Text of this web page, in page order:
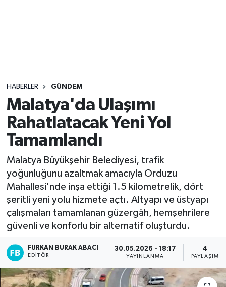
HABERLER GÜNDEM
Malatya'da Ulaşımı
Rahatlatacak Yeni Yol
Tamamlandı
Malatya Büyükşehir Belediyesi, trafik
yoğunluğunu azaltmak amacıyla Orduzu
Mahallesi'nde inşa ettiği 1.5 kilometrelik, dört
şeritli yeni yolu hizmete açtı. Altyapı ve üstyapı
çalışmaları tamamlanan güzergâh, hemşehrilere
güvenli ve konforlu bir alternatif oluşturdu.
FURKAN BURAK ABACI
EDITÖR
30.05.2026 - 18:17
YAYINLANMA
4
PAYLAŞIM
Yaşam